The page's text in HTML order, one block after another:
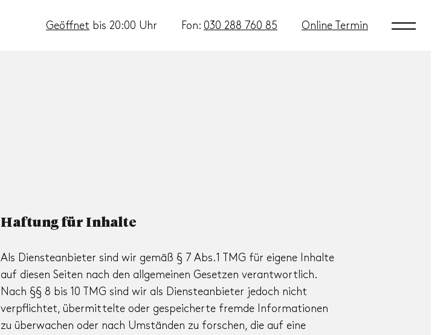
Geöffnet bis 20:00 Uhr Fon: 030 288 760 85 Online Termin
Haftung für Inhalte
Als Diensteanbieter sind wir gemäß § 7 Abs.1 TMG für eigene Inhalte
auf diesen Seiten nach den allgemeinen Gesetzen verantwortlich.
Nach §§ 8 bis 10 TMG sind wir als Diensteanbieter jedoch nicht
verpflichtet, übermittelte oder gespeicherte fremde Informationen
zu überwachen oder nach Umständen zu forschen, die auf eine